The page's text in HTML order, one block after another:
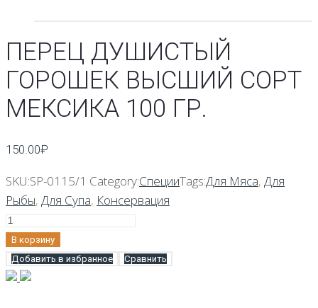
ПЕРЕЦ ДУШИСТЫЙ
ГОРОШЕК ВЫСШИЙ СОРТ
МЕКСИКА 100 ГР.
150.00₽
SKU:SP-0115/1 Category:СпецииTags:Для Мяса, Для
Рыбы, Для Супа, Консервация
Количество
Перец
душистый
горошек
В корзину
Добавить в избранное
Сравнить